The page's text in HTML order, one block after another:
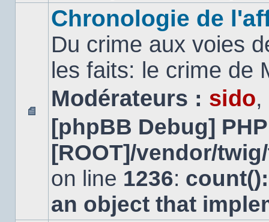
Aucun
message
non
Chronologie de
Du crime aux voies
les faits: le crime de
Modérateurs : sido,
[phpBB Debug]
[ROOT]/vendor/
on line 1236:
an object that